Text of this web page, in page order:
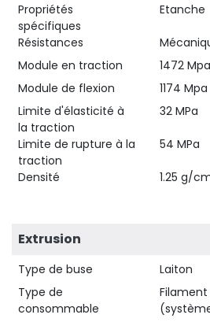
Propriétés
spécifiques
Etanche
Résistances
Module en traction
1472 Mpa
Module de flexion
1174 Mpa
Limite d'élasticité à
la traction
32 MPa
Limite de rupture à la
traction
54 MPa
Densité 1.25 g/
Extrusion
Type de buse
Laiton
Type de
consommable